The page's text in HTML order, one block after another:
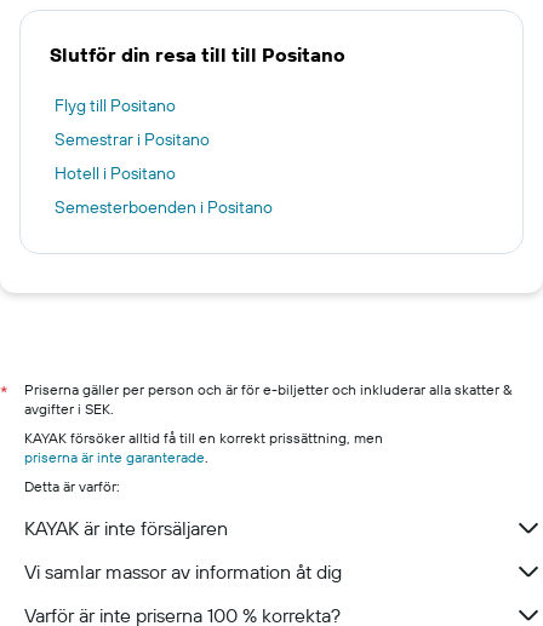
Slutför din resa till till Positano
Flyg till Positano
Semestrar i Positano
Hotell i Positano
Semesterboenden i Positano
*
Priserna gäller per person och är för e-biljetter och inkluderar alla skatter &
avgifter i SEK.
KAYAK försöker alltid få till en korrekt prissättning, men
priserna är inte garanterade.
Detta är varför:
KAYAK är inte försäljaren
Vi samlar massor av information åt dig
Varför är inte priserna 100 % korrekta?